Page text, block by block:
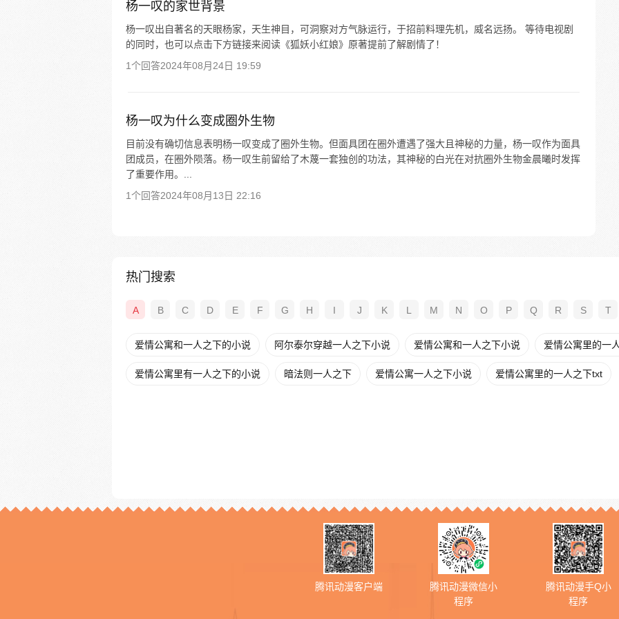
杨一叹的家世背景
杨一叹出自著名的天眼杨家，天生神目，可洞察对方气脉运行，于招前料理先机，威名远扬。 等待电视剧
的同时，也可以点击下方链接来阅读《狐妖小红娘》原著提前了解剧情了！
1个回答2024年08月24日 19:59
杨一叹为什么变成圈外生物
目前没有确切信息表明杨一叹变成了圈外生物。但面具团在圈外遭遇了强大且神秘的力量，杨一叹作为面具
团成员，在圈外陨落。杨一叹生前留给了木蔑一套独创的功法，其神秘的白光在对抗圈外生物金晨曦时发挥
了重要作用。...
1个回答2024年08月13日 22:16
热门搜索
A B C D E F G H I J K L M N O P Q R S T
爱情公寓和一人之下的小说 阿尔泰尔穿越一人之下小说 爱情公寓和一人之下小说 爱情公寓里的一
爱情公寓里有一人之下的小说 暗法则一人之下 爱情公寓一人之下小说 爱情公寓里的一人之下txt
腾讯动漫客户端
腾讯动漫微信小
程序
腾讯动漫手Q小
程序